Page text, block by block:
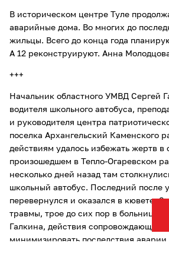
В историческом центре Туле
аварийные дома. Во многих до
жильцы. Всего до конца года
А 12 реконструируют. Анна
+++
Начальник областного УМВД Сергей
водителя школьного автобуса,
и руководителя центра
поселка Архангельский Каменского
действиям удалось избежать жертв в
произошедшем в Тепло-Огаревском
несколько дней назад там
школьный автобус. Последний после
перевернулся и оказался в кювете. 8
травмы, трое до сих пор в больнице.
Галкина, действия сопровождающих
минимизировать последствия аварии